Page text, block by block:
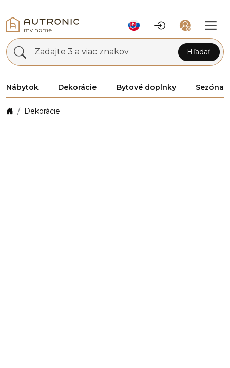
Zadajte 3 a viac znakov Hľadať
Nábytok Dekorácie Bytové doplnky Sezóna
Dekorácie